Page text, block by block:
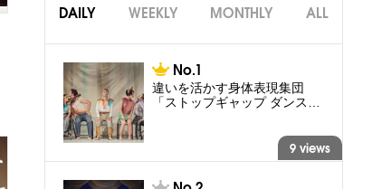
DAILY WEEKLY MONTHLY ALL
違いを活かす身体表現集団
「ストップギャップ ダンス…
9 views